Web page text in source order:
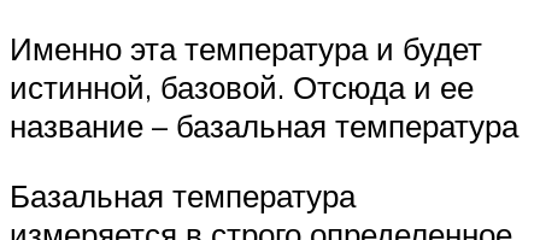
Именно эта температура и будет
истинной, базовой. Отсюда и ее
название – базальная температура
Базальная температура